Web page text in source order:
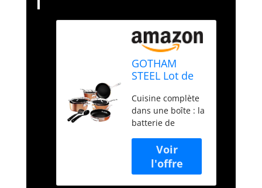
GOTHAM
STEEL Lot de
et poêles en
cuivre
antiadhésives
avec
ustensiles de
cuisine,
compatibles
Cuisine complète
dans une boîte : la
batterie de
Steel Stackmaster
contient tout ce
dont vous avez
besoin pour